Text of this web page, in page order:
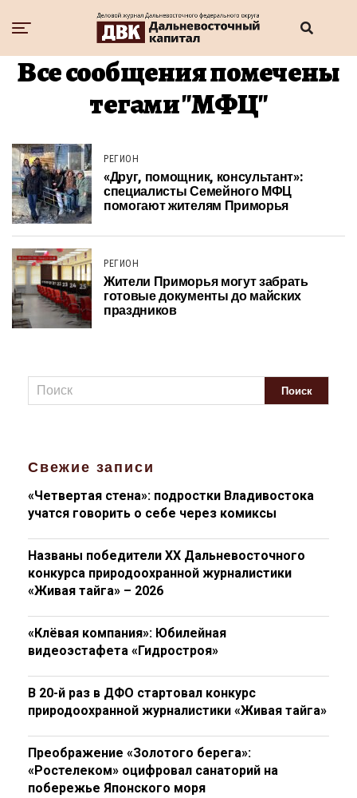
Все сообщения помечены
тегами "МФЦ"
РЕГИОН
«Друг, помощник, консультант»:
специалисты Семейного МФЦ
помогают жителям Приморья
РЕГИОН
Жители Приморья могут забрать
готовые документы до майских
праздников
Свежие записи
«Четвертая стена»: подростки Владивостока
учатся говорить о себе через комиксы
Названы победители XX Дальневосточного
конкурса природоохранной журналистики
«Живая тайга» – 2026
«Клёвая компания»: Юбилейная
видеоэстафета «Гидростроя»
В 20-й раз в ДФО стартовал конкурс
природоохранной журналистики «Живая тайга»
Преображение «Золотого берега»:
«Ростелеком» оцифровал санаторий на
побережье Японского моря